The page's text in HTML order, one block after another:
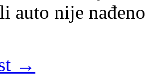
auto nije
→